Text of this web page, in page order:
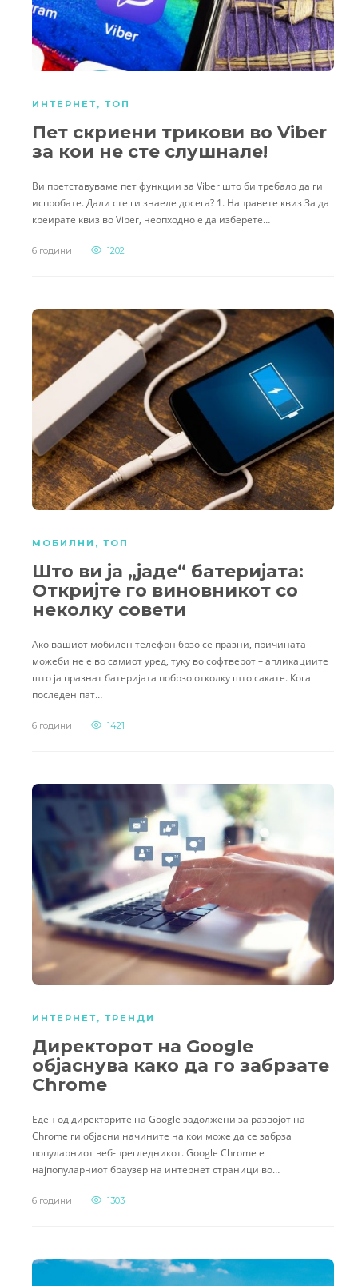
ИНТЕРНЕТ, ТОП
Пет скриени трикови во Viber
за кои не сте слушнале!
Ви претставуваме пет функции за Viber што би требало да ги
испробате. Дали сте ги знаеле досега? 1. Направете квиз За да
креирате квиз во Viber, неопходно е да изберете…
6 години 1202
МОБИЛНИ , ТОП
Што ви ја „јаде“ батеријата:
Откријте го виновникот со
неколку совети
Ако вашиот мобилен телефон брзо се празни, причината
можеби не е во самиот уред, туку во софтверот – апликациите
што ја празнат батеријата побрзо отколку што сакате. Кога
последен пат…
6 години 1421
ИНТЕРНЕТ, ТРЕНДИ
Директорот на Google
објаснува како да го забрзате
Chrome
Еден од директорите на Google задолжени за развојот на
Chrome ги објасни начините на кои може да се забрза
популарниот веб-прегледникот. Google Chrome е
најпопуларниот браузер на интернет страници во…
6 години 1303